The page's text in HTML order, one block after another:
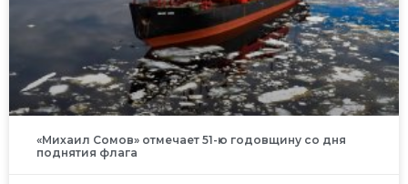
«Михаил Сомов» отмечает 51-ю годовщину со дня
поднятия флага